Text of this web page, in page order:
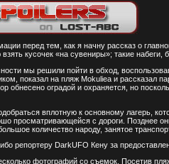
перед тем, как я начну рассказ о
кусочек «на сувениры»; такие
мы решили пойти в обход,
показал на пляж Mokuliea и рассказал
обнесено оградой и охраняется, но
вплотную к основному лагерь,
просматривающейся с дороги. Позднее
количество народу, занятое
репортеру DarkUFO Кену за
фотографий со съемок. Посетив